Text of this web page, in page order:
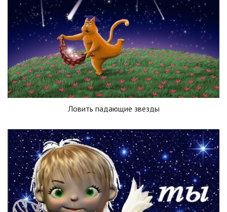
Ловить падающие звезды